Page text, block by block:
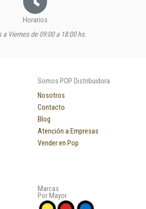
Horarios
a Viernes de 09:00 a 18:00 hs.
Somos POP Distribuidora
Nosotros
Contacto
Blog
Atención a Empresas
Vender en Pop
Marcas
Por Mayor